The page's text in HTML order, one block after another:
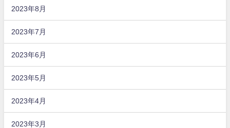
2023年8月
2023年7月
2023年6月
2023年5月
2023年4月
2023年3月